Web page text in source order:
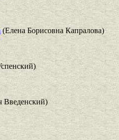
(Елена Борисовна Капралова)
Введенский)